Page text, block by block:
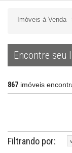
Imóveis à Venda
Encontre seu
867 imóveis
Filtrando por: